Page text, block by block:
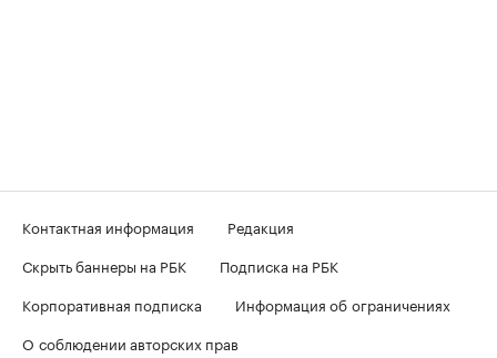
Контактная информация
Редакция
Скрыть баннеры на РБК
Подписка на РБК
Корпоративная подписка
Информация об ограничениях
О соблюдении авторских прав